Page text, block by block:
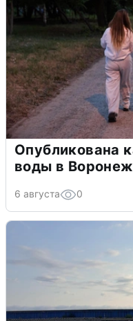
Опубликована
воды в
6 августа 0